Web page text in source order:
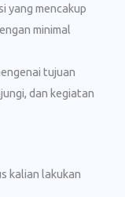
yang mencakup
minimal
tujuan
dan kegiatan
kalian lakukan